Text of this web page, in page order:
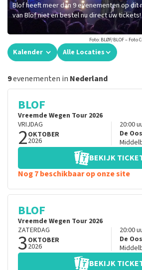
Blof heeft meer dan 9 evenementen op dit
van Blof niet en bestel nu direct uw tickets!
Foto: BLØF/BLOF –
Kalender Alle Locaties
9evenementen in Nederland
BLOF
Vreemde Wegen Tour 2026
VRIJDAG
2OKTOBER
2026
20:00
De
BEKIJK
Nog 7 beschikbaar op onze site
BLOF
Vreemde Wegen Tour 2026
ZATERDAG
3OKTOBER
2026
20:00
De
BEKIJK